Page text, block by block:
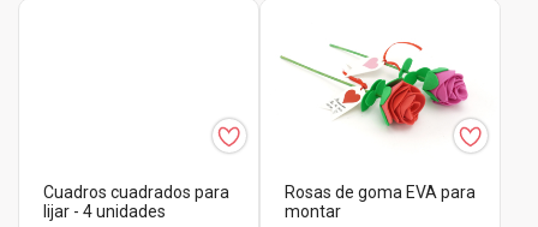
Cuadros cuadrados para
lijar - 4 unidades
Rosas de goma EVA para
montar